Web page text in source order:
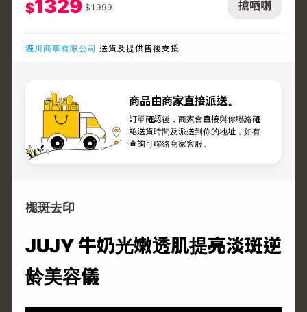
搶哂喇
$1329 $1999
漉川商事有限公司 送貨及提供售後支援
商品由商家直接派送。
訂單確認後，商家會直接與你聯絡確
認送貨時間及派送到你的地址，如有
查詢可聯絡商家客服。
褪斑去印
JUJY 牛奶光嫩透肌提亮淡斑逆
龄美容儀